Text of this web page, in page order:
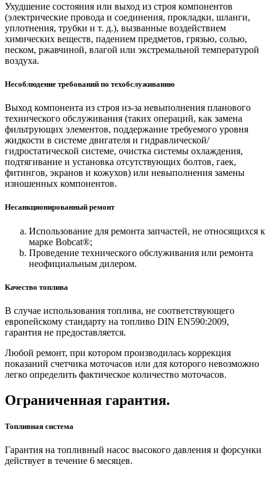
Ухудшение состояния или выход из строя компонентов
(электрические провода и соединения, прокладки, шланги,
уплотнения, трубки и т. д.), вызванные воздействием
химических веществ, падением предметов, грязью, солью,
песком, ржавчиной, влагой или экстремальной температурой
воздуха.
Несоблюдение требований по техобслуживанию
Выход компонента из строя из-за невыполнения планового
технического обслуживания (таких операций, как замена
фильтрующих элементов, поддержание требуемого уровня
жидкости в системе двигателя и гидравлической/
гидростатической системе, очистка системы охлаждения,
подтягивание и установка отсутствующих болтов, гаек,
фитингов, экранов и кожухов) или невыполнения замены
изношенных компонентов.
Несанкционированный ремонт
Использование для ремонта запчастей, не относящихся к
марке Bobcat®;
Проведение технического обслуживания или ремонта
неофициальным дилером.
Качество топлива
В случае использования топлива, не соответствующего
европейскому стандарту на топливо DIN EN590:2009,
гарантия не предоставляется.
Любой ремонт, при котором производилась коррекция
показаний счетчика моточасов или для которого невозможно
легко определить фактическое количество моточасов.
Ограниченная гарантия.
Топливная система
Гарантия на топливный насос высокого давления и форсунки
действует в течение 6 месяцев.